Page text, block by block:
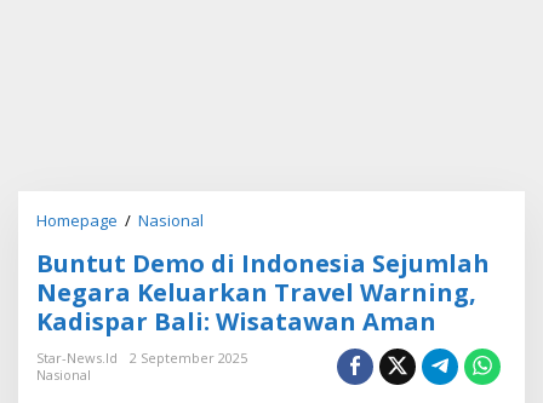
Homepage / Nasional
n
t
u
t
D
Buntut Demo di Indonesia Sejumlah
Negara Keluarkan Travel Warning,
Kadispar Bali: Wisatawan Aman
Star-News.id
2 September 2025
Nasional